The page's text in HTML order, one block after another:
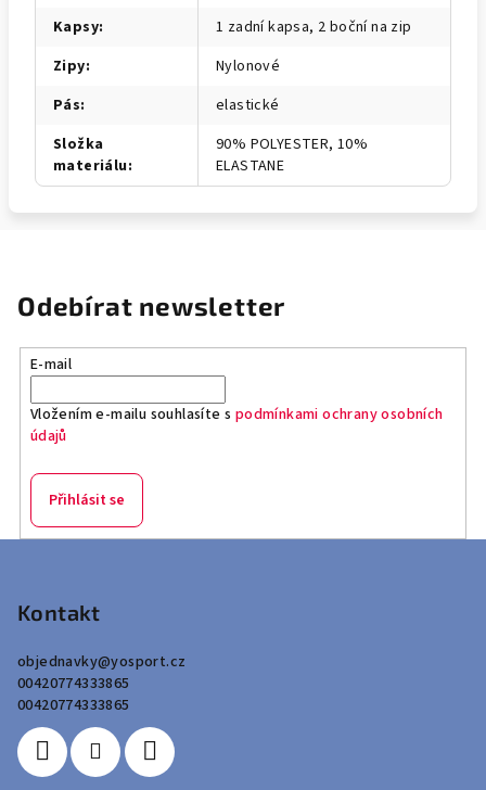
Kapsy:
1 zadní kapsa, 2 boční na zip
Zipy:
Nylonové
Pás:
elastické
Složka
materiálu:
90% POLYESTER, 10%
ELASTANE
Odebírat newsletter
E-mail
Vložením e-mailu souhlasíte s podmínkami ochrany osobních
údajů
Přihlásit se
Kontakt
objednavky@yosport.cz
00420774333865
00420774333865